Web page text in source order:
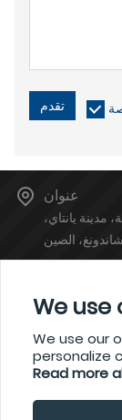
تقدم
عنوان
مدينة يانتاي،
الصين
هاتف
+86-
We use
We use our
personalize
Read more